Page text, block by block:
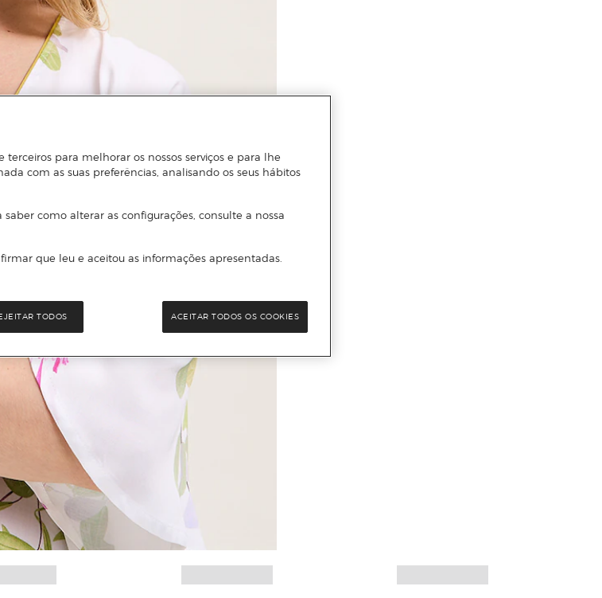
terceiros para melhorar os nossos serviços e para lhe
com as suas preferências, analisando os seus hábitos
como alterar as configurações, consulte a nossa
que leu e aceitou as informações apresentadas.
TODOS ACEITAR TODOS OS COOKIES